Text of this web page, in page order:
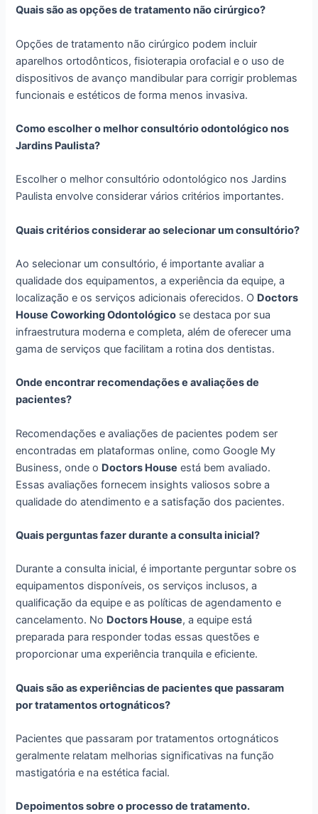
Quais são as opções de tratamento não cirúrgico?
Opções de tratamento não cirúrgico podem incluir
aparelhos ortodônticos, fisioterapia orofacial e o uso de
dispositivos de avanço mandibular para corrigir problemas
funcionais e estéticos de forma menos invasiva.
Como escolher o melhor consultório odontológico nos
Jardins Paulista?
Escolher o melhor consultório odontológico nos Jardins
Paulista envolve considerar vários critérios importantes.
Quais critérios considerar ao selecionar um consultório?
Ao selecionar um consultório, é importante avaliar a
qualidade dos equipamentos, a experiência da equipe, a
localização e os serviços adicionais oferecidos. O Doctors
House Coworking Odontológico se destaca por sua
infraestrutura moderna e completa, além de oferecer uma
gama de serviços que facilitam a rotina dos dentistas.
Onde encontrar recomendações e avaliações de
pacientes?
Recomendações e avaliações de pacientes podem ser
encontradas em plataformas online, como Google My
Business, onde o Doctors House está bem avaliado.
Essas avaliações fornecem insights valiosos sobre a
qualidade do atendimento e a satisfação dos pacientes.
Quais perguntas fazer durante a consulta inicial?
Durante a consulta inicial, é importante perguntar sobre os
equipamentos disponíveis, os serviços inclusos, a
qualificação da equipe e as políticas de agendamento e
cancelamento. No Doctors House, a equipe está
preparada para responder todas essas questões e
proporcionar uma experiência tranquila e eficiente.
Quais são as experiências de pacientes que passaram
por tratamentos ortognáticos?
Pacientes que passaram por tratamentos ortognáticos
geralmente relatam melhorias significativas na função
mastigatória e na estética facial.
Depoimentos sobre o processo de tratamento.